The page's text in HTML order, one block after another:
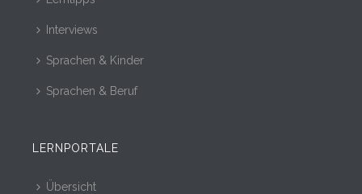
Interviews
Sprachen & Kinder
Sprachen & Beruf
LERNPORTALE
Übersicht